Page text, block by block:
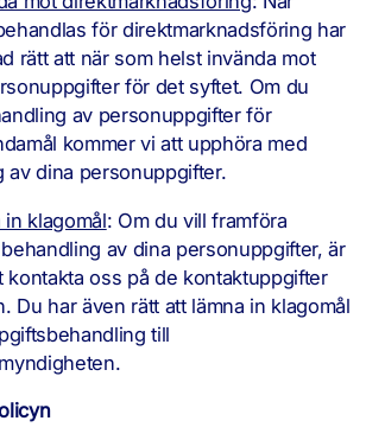
för direktmarknadsföring har
rätt att när som helst invända mot
för det syftet. Om du
av personuppgifter för
kommer vi att upphöra med
av dina personuppgifter.
in klagomål: Om du vill framföra
av dina personuppgifter, är
kontakta oss på de kontaktuppgifter
Du har även rätt att lämna in klagomål
till